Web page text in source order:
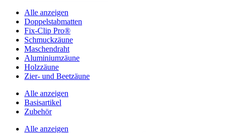
Alle anzeigen
Doppelstabmatten
Fix-Clip Pro®
Schmuckzäune
Maschendraht
Aluminiumzäune
Holzzäune
Zier- und Beetzäune
Alle anzeigen
Basisartikel
Zubehör
Alle anzeigen